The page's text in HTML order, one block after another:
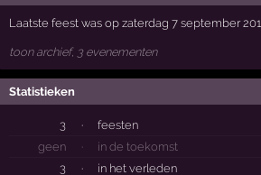
Laatste feest was op zaterdag 7 september
toon archief, 3 evenementen
Statistieken
3 ·
feesten
geen
·
in de toekomst
3
·
in het verleden